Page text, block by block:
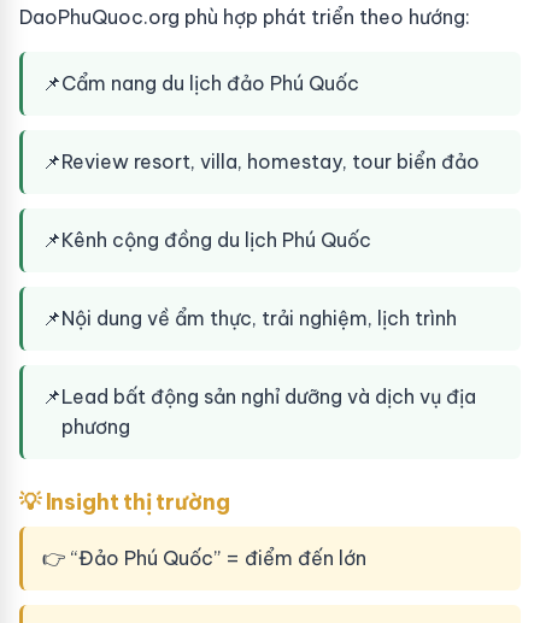
DaoPhuQuoc.org phù hợp phát triển theo hướng:
📌Cẩm nang du lịch đảo Phú Quốc
📌Review resort, villa, homestay, tour biển đảo
📌Kênh cộng đồng du lịch Phú Quốc
📌Nội dung về ẩm thực, trải nghiệm, lịch trình
📌Lead bất động sản nghỉ dưỡng và dịch vụ địa
phương
💡 Insight thị trường
👉 “Đảo Phú Quốc” = điểm đến lớn